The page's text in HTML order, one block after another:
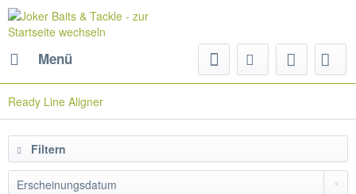
Menü
Ready Line Aligner
Filtern